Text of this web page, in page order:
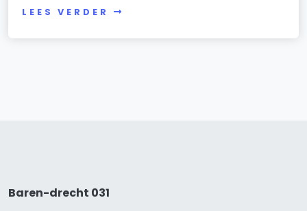
LEES VERDER
Baren-drecht 031